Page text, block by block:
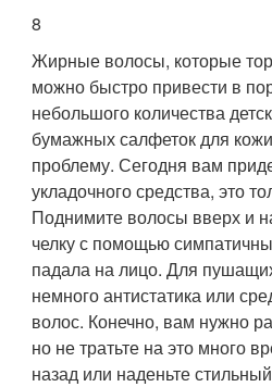
8
Жирные волосы, которые
можно быстро привести в
небольшого количества
бумажных салфеток для
проблему. Сегодня вам
укладочного средства, это
Поднимите волосы вверх и
челку с помощью
падала на лицо. Для
немного антистатика или
волос. Конечно, вам нужно
но не тратьте на это много
назад или наденьте